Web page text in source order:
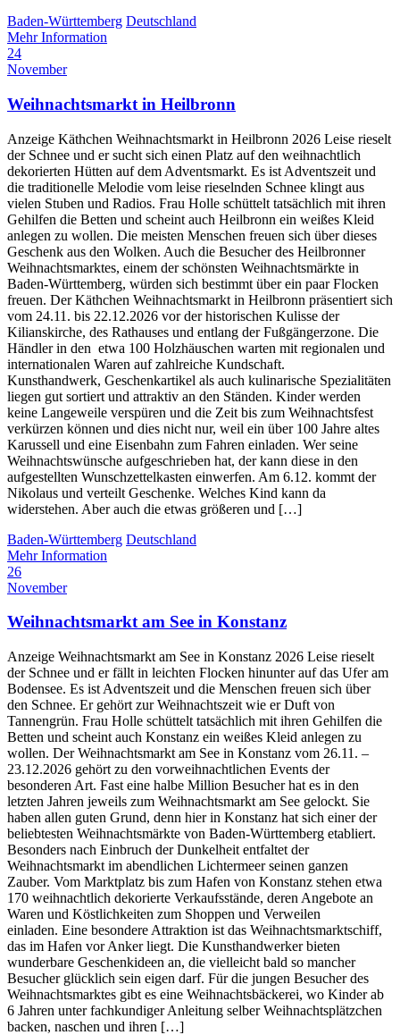
Baden-Württemberg Deutschland
Mehr Information
24
November
Weihnachtsmarkt in Heilbronn
Anzeige Käthchen Weihnachtsmarkt in Heilbronn 2026 Leise rieselt
der Schnee und er sucht sich einen Platz auf den weihnachtlich
dekorierten Hütten auf dem Adventsmarkt. Es ist Adventszeit und
die traditionelle Melodie vom leise rieselnden Schnee klingt aus
vielen Stuben und Radios. Frau Holle schüttelt tatsächlich mit ihren
Gehilfen die Betten und scheint auch Heilbronn ein weißes Kleid
anlegen zu wollen. Die meisten Menschen freuen sich über dieses
Geschenk aus den Wolken. Auch die Besucher des Heilbronner
Weihnachtsmarktes, einem der schönsten Weihnachtsmärkte in
Baden-Württemberg, würden sich bestimmt über ein paar Flocken
freuen. Der Käthchen Weihnachtsmarkt in Heilbronn präsentiert sich
vom 24.11. bis 22.12.2026 vor der historischen Kulisse der
Kilianskirche, des Rathauses und entlang der Fußgängerzone. Die
Händler in den etwa 100 Holzhäuschen warten mit regionalen und
internationalen Waren auf zahlreiche Kundschaft.
Kunsthandwerk, Geschenkartikel als auch kulinarische Spezialitäten
liegen gut sortiert und attraktiv an den Ständen. Kinder werden
keine Langeweile verspüren und die Zeit bis zum Weihnachtsfest
verkürzen können und dies nicht nur, weil ein über 100 Jahre altes
Karussell und eine Eisenbahn zum Fahren einladen. Wer seine
Weihnachtswünsche aufgeschrieben hat, der kann diese in den
aufgestellten Wunschzettelkasten einwerfen. Am 6.12. kommt der
Nikolaus und verteilt Geschenke. Welches Kind kann da
widerstehen. Aber auch die etwas größeren und […]
Baden-Württemberg Deutschland
Mehr Information
26
November
Weihnachtsmarkt am See in Konstanz
Anzeige Weihnachtsmarkt am See in Konstanz 2026 Leise rieselt
der Schnee und er fällt in leichten Flocken hinunter auf das Ufer am
Bodensee. Es ist Adventszeit und die Menschen freuen sich über
den Schnee. Er gehört zur Weihnachtszeit wie er Duft von
Tannengrün. Frau Holle schüttelt tatsächlich mit ihren Gehilfen die
Betten und scheint auch Konstanz ein weißes Kleid anlegen zu
wollen. Der Weihnachtsmarkt am See in Konstanz vom 26.11. –
23.12.2026 gehört zu den vorweihnachtlichen Events der
besonderen Art. Fast eine halbe Million Besucher hat es in den
letzten Jahren jeweils zum Weihnachtsmarkt am See gelockt. Sie
haben allen guten Grund, denn hier in Konstanz hat sich einer der
beliebtesten Weihnachtsmärkte von Baden-Württemberg etabliert.
Besonders nach Einbruch der Dunkelheit entfaltet der
Weihnachtsmarkt im abendlichen Lichtermeer seinen ganzen
Zauber. Vom Marktplatz bis zum Hafen von Konstanz stehen etwa
170 weihnachtlich dekorierte Verkaufsstände, deren Angebote an
Waren und Köstlichkeiten zum Shoppen und Verweilen
einladen. Eine besondere Attraktion ist das Weihnachtsmarktschiff,
das im Hafen vor Anker liegt. Die Kunsthandwerker bieten
wunderbare Geschenkideen an, die vielleicht bald so mancher
Besucher glücklich sein eigen darf. Für die jungen Besucher des
Weihnachtsmarktes gibt es eine Weihnachtsbäckerei, wo Kinder ab
6 Jahren unter fachkundiger Anleitung selber Weihnachtsplätzchen
backen, naschen und ihren […]